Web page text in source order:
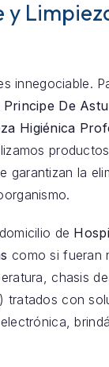
y
innegociable.
De
Higiénica
garantizan la
de
como si fueran
chasis
tratados con